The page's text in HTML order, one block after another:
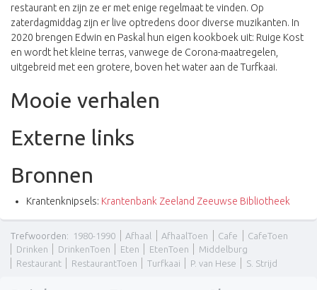
restaurant en zijn ze er met enige regelmaat te vinden. Op
zaterdagmiddag zijn er live optredens door diverse muzikanten. In
2020 brengen Edwin en Paskal hun eigen kookboek uit: Ruige Kost
en wordt het kleine terras, vanwege de Corona-maatregelen,
uitgebreid met een grotere, boven het water aan de Turfkaai.
Mooie verhalen
Externe links
Bronnen
Krantenknipsels: Krantenbank Zeeland Zeeuwse Bibliotheek
Trefwoorden: 1980-1990 Afhaal AfhaalToen Cafe
CafeToen
Drinken
DrinkenToen Eten EtenToen
Middelburg
Restaurant
RestaurantToen Turfkaai P. van Hese S. Strijd